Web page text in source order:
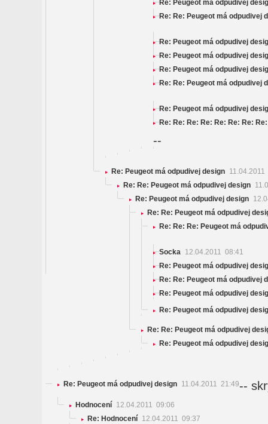
Re: Peugeot má odpudivej
Re: Re: Peugeot má odpudivej
Re: Peugeot má odpudivej
Re: Peugeot má odpudivej
Re: Peugeot má odpudivej
Re: Re: Peugeot má odpudivej
Re: Peugeot má odpudivej
Re: Re: Re: Re: Re: Re: Re:
--
Re: Peugeot má odpudivej design
Re: Re: Peugeot má odpudivej design
Re: Peugeot má odpudivej design
Re: Re: Peugeot má odpudivej
Re: Re: Re: Peugeot má
Socka 12.04.2011 08:41
Re: Peugeot má odpudivej
Re: Re: Peugeot má odpudivej
Re: Peugeot má odpudivej
Re: Peugeot má odpudivej
Re: Re: Peugeot má odpudivej
Re: Peugeot má odpudivej
Re: Peugeot má odpudivej design 11.04.2011 21:49--
Hodnocení 12.04.2011 09:06
Re: Hodnocení 12.04.2011 09:37